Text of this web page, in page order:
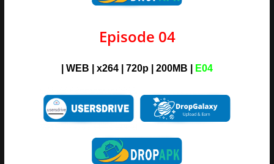
Episode 04
| WEB | x264 | 720p | 200MB | E04